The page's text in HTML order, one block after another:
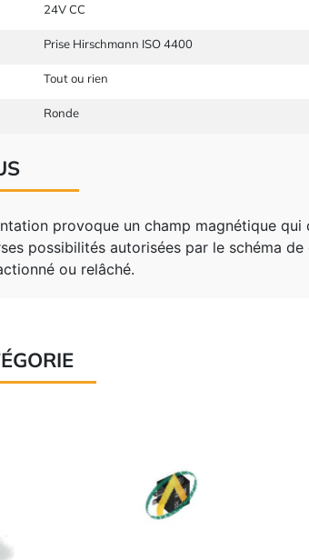
24V CC
Prise Hirschmann ISO 4400
Tout ou rien
Ronde
provoque un champ magnétique
possibilités autorisées par le schéma
ou relâché.